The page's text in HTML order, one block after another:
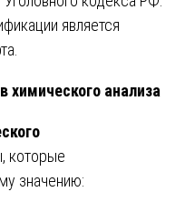
является
химического анализа
которые
значению: